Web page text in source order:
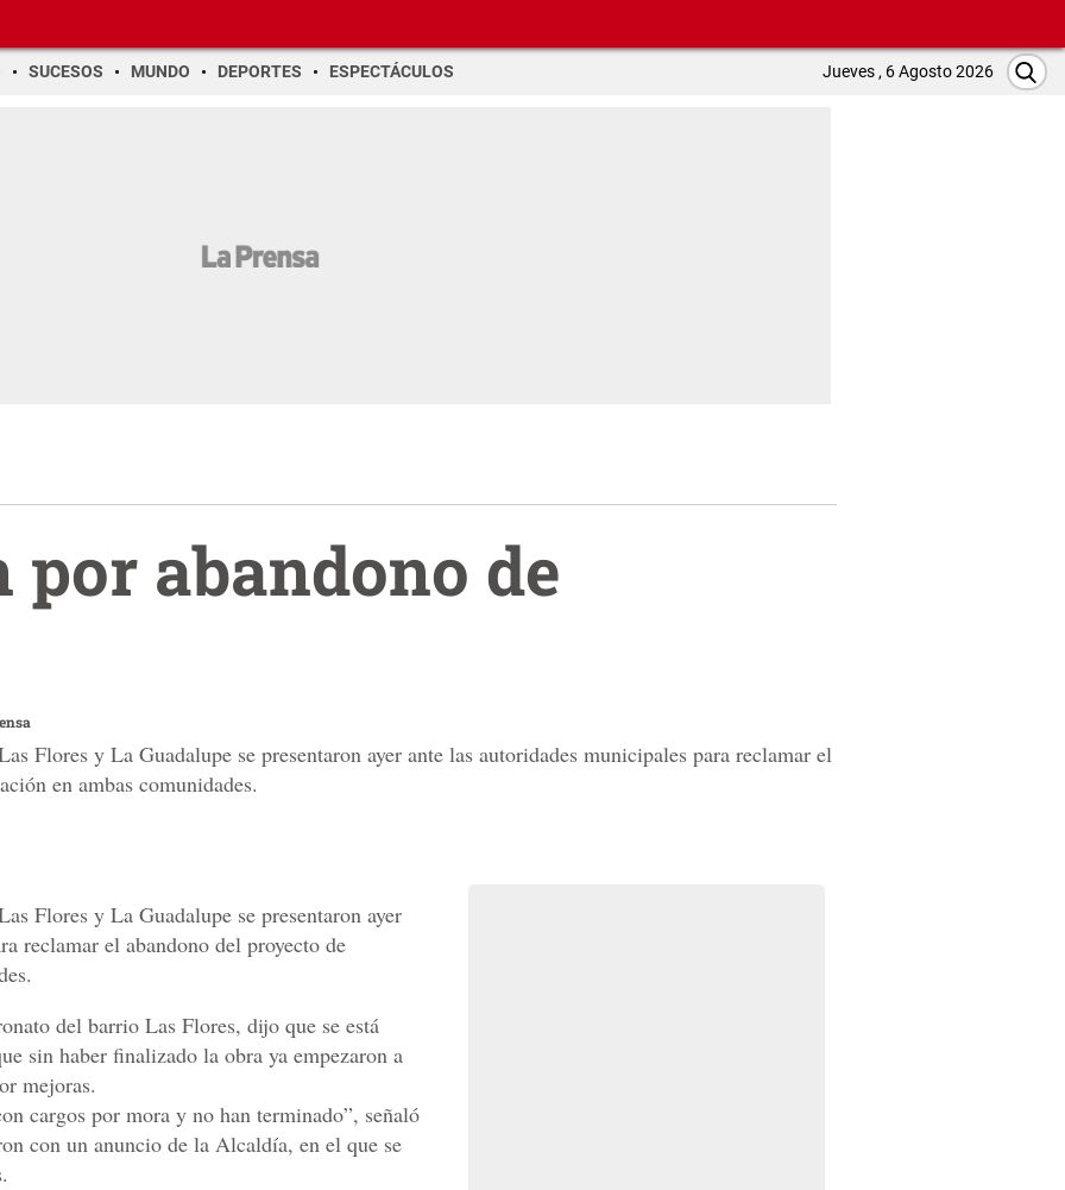
SUCESOS MUNDO DEPORTES ESPECTÁCULOS Jueves , 6 Agosto 2026
por abandono de
Flores y La Guadalupe se presentaron ayer ante las autoridades municipales para reclamar el
en ambas comunidades.
Flores y La Guadalupe se presentaron ayer
reclamar el abandono del proyecto de
del barrio Las Flores, dijo que se está
sin haber finalizado la obra ya empezaron a
mejoras.
cargos por mora y no han terminado”, señaló
con un anuncio de la Alcaldía, en el que se